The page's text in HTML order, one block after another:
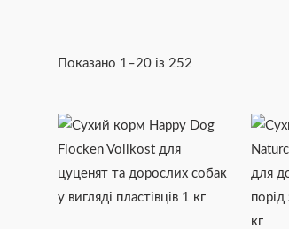
Показано 1–20 із 252